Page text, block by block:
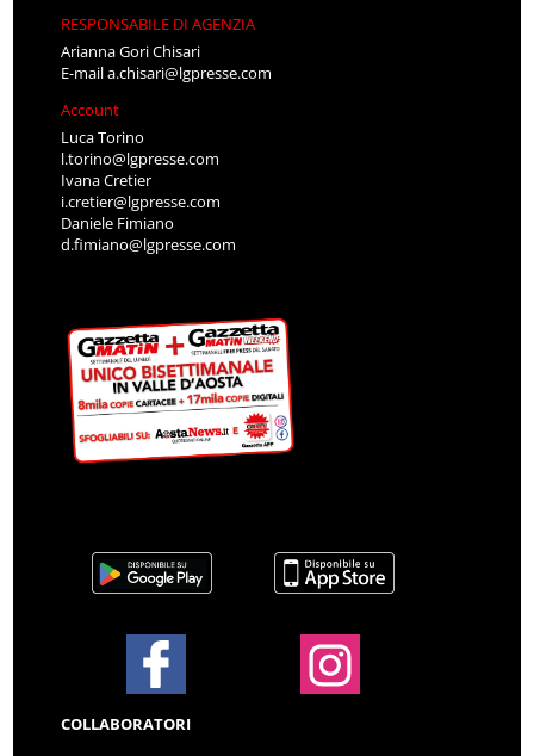
RESPONSABILE DI AGENZIA
Arianna Gori Chisari
E-maila.chisari@lgpresse.com
Account
Luca Torino
l.torino@lgpresse.com
Ivana Cretier
i.cretier@lgpresse.com
Daniele Fimiano
d.fimiano@lgpresse.com
COLLABORATORI